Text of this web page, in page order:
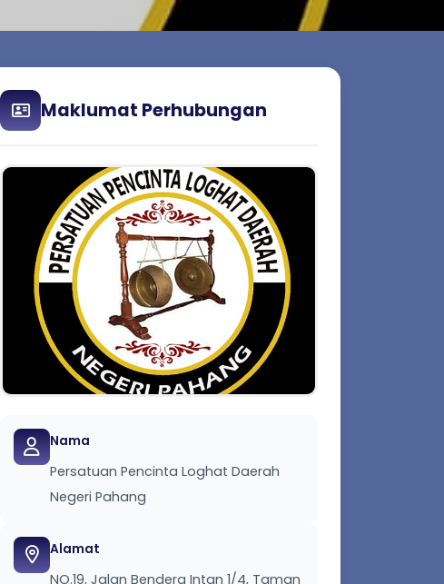
Maklumat Perhubungan
Nama
Persatuan Pencinta Loghat Daerah
Negeri Pahang
Alamat
NO.19, Jalan Bendera Intan 1/4, Taman